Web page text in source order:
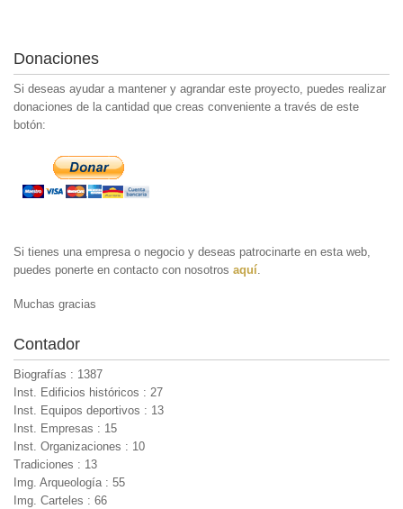
Donaciones
Si deseas ayudar a mantener y agrandar este proyecto, puedes realizar
donaciones de la cantidad que creas conveniente a través de este
botón:
Si tienes una empresa o negocio y deseas patrocinarte en esta web,
puedes ponerte en contacto con nosotros aquí
Muchas gracias
Contador
Biografías : 1387
Inst. Edificios históricos : 27
Inst. Equipos deportivos : 13
Inst. Empresas : 15
Inst. Organizaciones : 10
Tradiciones : 13
Img. Arqueología : 55
Img. Carteles : 66